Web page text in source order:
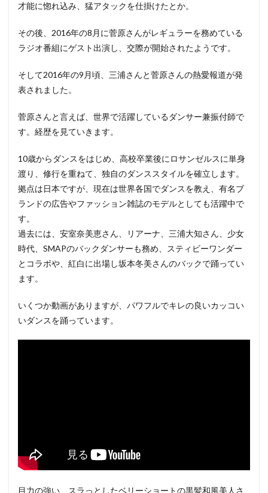
才能に惚れ込み、猛アタックを仕掛けたとか。
その後、2016年の8月に菅原さんがレギュラーを務めている
ラジオ番組にゲスト出演し、交際が開始されたようです。
そして2016年の9月頃、三浦さんと菅原さんの熱愛報道が発
表されました。
菅原さんと言えば、世界で活躍しているダンサー兼振付師で
す。経歴を見ていきます。
10歳からダンスをはじめ、高校卒業後にロサンゼルスに単身
渡り、修行を重ねて、独自のダンススタイルを確立します。
拠点は日本ですが、現在は世界各国でダンスを教え、有名ブ
ランドの広告やファッション雑誌のモデルとしても活躍中で
す。
過去には、安室奈美恵さん、リアーナ、三浦大知さん、少女
時代、SMAPのバックダンサーも務め、スティビーワンダー
とコラボや、紅白に出場し坂本冬美さんのバックで踊ってい
ます。
いくつか動画がありますが、パワフルでキレの良いカッコい
いダンスを踊っています。
目力の強い、スラっとしたベリーショートの黒髪和風美人さ